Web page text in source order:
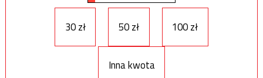
30 zł 50 zł 100 zł
Inna kwota